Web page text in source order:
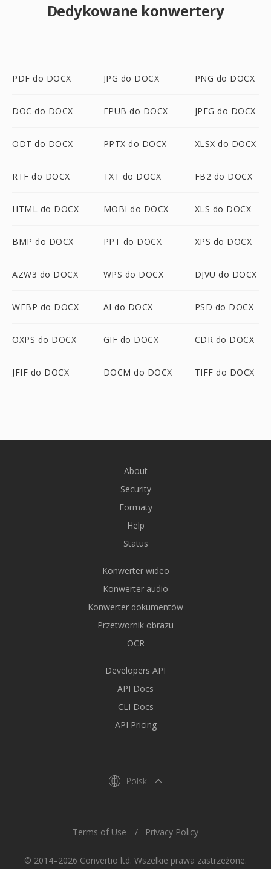
Dedykowane konwertery
PDF do DOCX JPG do DOCX PNG do DOCX
DOC do DOCX EPUB do DOCX JPEG do DOCX
ODT do DOCX PPTX do DOCX XLSX do DOCX
RTF do DOCX TXT do DOCX FB2 do DOCX
HTML do DOCX MOBI do DOCX XLS do DOCX
BMP do DOCX PPT do DOCX XPS do DOCX
AZW3 do DOCX WPS do DOCX DJVU do DOCX
WEBP do DOCX AI do DOCX PSD do DOCX
OXPS do DOCX GIF do DOCX CDR do DOCX
JFIF do DOCX DOCM do DOCX TIFF do DOCX
About
Security
Formaty
Help
Status
Konwerter wideo
Konwerter audio
Konwerter dokumentów
Przetwornik obrazu
OCR
Developers API
API Docs
CLI Docs
API Pricing
Polski
© 2014–2026 Convertio ltd. Wszelkie prawa zastrzeżone.
Terms of Use Privacy Policy